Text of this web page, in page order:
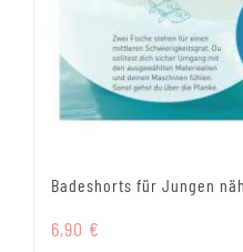
Badeshorts für Jungen
6,90 €